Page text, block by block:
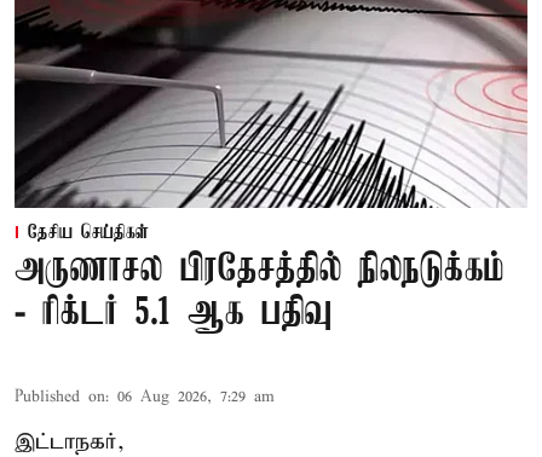
தேசிய செய்திகள்
அருணாசல பிரதேசத்தில் நிலநடுக்கம்
- ரிக்டர் 5.1 ஆக பதிவு
Published on: 06 Aug 2026, 7:29 am
இட்டாநகர்,